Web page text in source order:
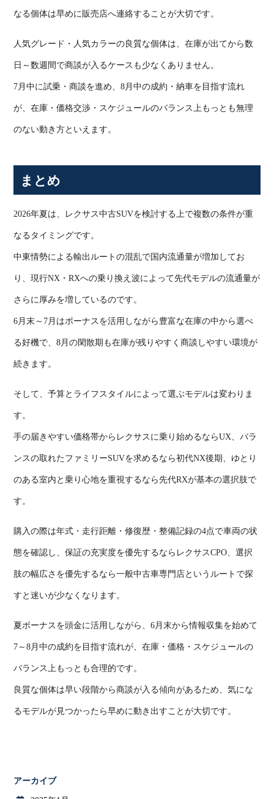
なる個体は早めに販売店へ連絡することが大切です。
人気グレード・人気カラーの良質な個体は、在庫が出てから数
日～数週間で商談が入るケースも少なくありません。
7 月中に試乗・商談を進め、8 月中の成約・納車を目指す流れ
が、在庫・価格交渉・スケジュールのバランス上もっとも無理
のない動き方といえます。
まとめ
2026年夏は、レクサス中古SUVを検討する上で複数の条件が重
なるタイミングです。
中東情勢による輸出ルートの混乱で国内流通量が増加してお
り、現行NX ・RXへの乗り換え波によって先代モデルの流通量が
さらに厚みを増しているのです。
6月末～ 7月はボーナスを活用しながら豊富な在庫の中から選べ
る好機で、8月の閑散期も在庫が残りやすく商談しやすい環境が
続きます。
そして、予算とライフスタイルによって選ぶモデルは変わりま
す。
手の届きやすい価格帯からレクサスに乗り始めるならUX、バラ
ンスの取れたファミリーSUVを求めるなら初代NX後期、ゆとり
のある室内と乗り心地を重視するなら先代RXが基本の選択肢で
す。
購入の際は年式・走行距離・修復歴・整備記録の4点で車両の状
態を確認し、保証の充実度を優先するならレクサスCPO、選択
肢の幅広さを優先するなら一般中古車専門店というルートで探
すと迷いが少なくなります。
夏ボーナスを頭金に活用しながら、6月末から情報収集を始めて
7 ～8月中の成約を目指す流れが、在庫・価格・スケジュールの
バランス上もっとも合理的です。
良質な個体は早い段階から商談が入る傾向があるため、気にな
るモデルが見つかったら早めに動き出すことが大切です。
アーカイブ